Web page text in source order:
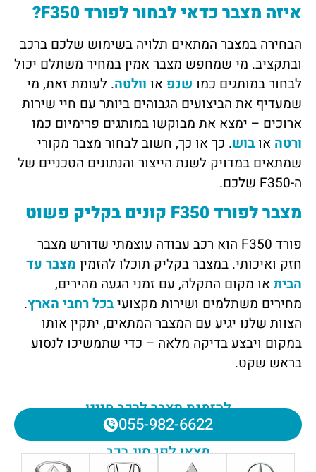
להזמנת מצבר לרכב חייגו
055-982-6622
מצאו לפי סוג רכב
איזה מצבר כדאי לבחור לפורד F350?
הבחירה במצבר המתאים תלויה בשימוש שלכם ברכב
ובתקציב. מי שמחפש מצבר אמין במחיר משתלם יכול
לבחור במותגים כמו שנפ או וולטה. לעומת זאת, מי
שמעדיף את הביצועים הגבוהים ביותר עם חיי שירות
ארוכים – ימצא את מבוקשו במותגים פרימיום כמו
ורטה או בוש. כך או כך, חשוב לבחור מצבר מקורי
שמתאים במדויק לשנת הייצור והנתונים הטכניים של
ה-F350 שלכם.
מצבר לפורד F350 קונים בקליק פשוט
פורד F350 הוא רכב עבודה עוצמתי שדורש מצבר
חזק ואיכותי. במצבר בקליק תוכלו להזמין מצבר עד
הבית או מקום התקלה, עם זמני הגעה מהירים,
מחירים משתלמים ושירות מקצועיבכל רחבי הארץ.
הצוות שלנו יגיע עם המצבר המתאים, יתקין אותו
במקום ויבצע בדיקה מלאה – כדי שתמשיכו לנסוע
בראש שקט.